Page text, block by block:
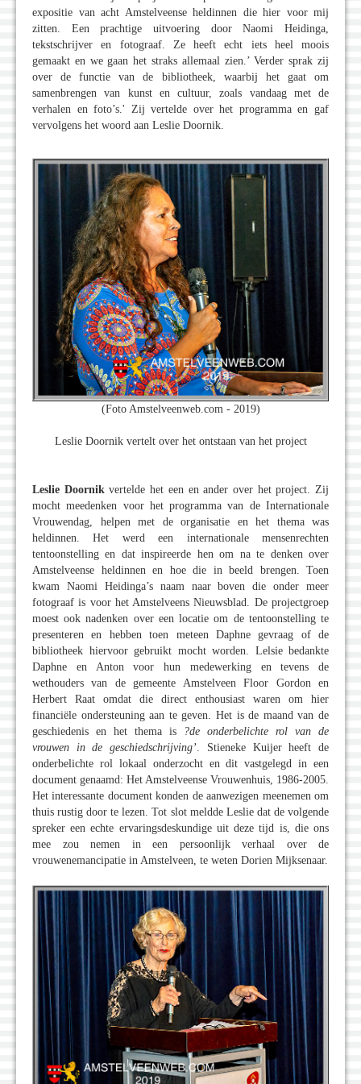
expositie van acht Amstelveense heldinnen die hier voor mij
zitten. Een prachtige uitvoering door Naomi Heidinga,
tekstschrijver en fotograaf. Ze heeft echt iets heel moois
gemaakt en we gaan het straks allemaal zien.’ Verder sprak zij
over de functie van de bibliotheek, waarbij het gaat om
samenbrengen van kunst en cultuur, zoals vandaag met de
verhalen en foto’s.' Zij vertelde over het programma en gaf
vervolgens het woord aan Leslie Doornik.
(Foto Amstelveenweb.com - 2019)
Leslie Doornik vertelt over het ontstaan van het project
Leslie Doornikvertelde het een en ander over het project. Zij
mocht meedenken voor het programma van de Internationale
Vrouwendag, helpen met de organisatie en het thema was
heldinnen. Het werd een internationale mensenrechten
tentoonstelling en dat inspireerde hen om na te denken over
Amstelveense heldinnen en hoe die in beeld brengen. Toen
kwam Naomi Heidinga’s naam naar boven die onder meer
fotograaf is voor het Amstelveens Nieuwsblad. De projectgroep
moest ook nadenken over een locatie om de tentoonstelling te
presenteren en hebben toen meteen Daphne gevraag of de
bibliotheek hiervoor gebruikt mocht worden. Lelsie bedankte
Daphne en Anton voor hun medewerking en tevens de
wethouders van de gemeente Amstelveen Floor Gordon en
Herbert Raat omdat die direct enthousiast waren om hier
financiële ondersteuning aan te geven. Het is de maand van de
geschiedenis en het thema is
?de onderbelichte rol van de
vrouwen in de geschiedschrijving’. Stieneke Kuijer heeft de
onderbelichte rol lokaal onderzocht en dit vastgelegd in een
document genaamd: Het Amstelveense Vrouwenhuis, 1986-2005.
Het interessante document konden de aanwezigen meenemen om
thuis rustig door te lezen. Tot slot meldde Leslie dat de volgende
spreker een echte ervaringsdeskundige uit deze tijd is, die ons
mee zou nemen in een persoonlijk verhaal over de
vrouwenemancipatie in Amstelveen, te weten Dorien Mijksenaar.